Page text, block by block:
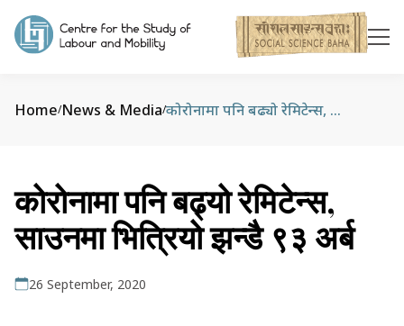
Home/News & Media/ कोरोनामा पनि बढ्यो रेमिटेन्स, साउनमा भित्रियो झन्डै ९३ अर्ब
कोरोनामा पनि बढ्यो रेमिटेन्स,
साउनमा भित्रियो झन्डै ९३ अर्ब
26 September, 2020